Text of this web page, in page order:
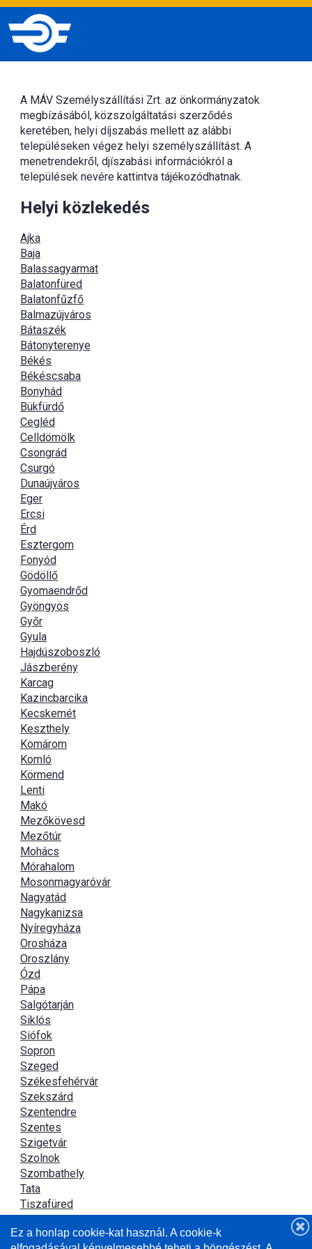
A MÁV Személyszállítási Zrt. az önkormányzatok
megbízásából, közszolgáltatási szerződés
keretében, helyi díjszabás mellett az alábbi
településeken végez helyi személyszállítást. A
menetrendekről, djíszabási információkról a
települések nevére kattintva tájékozódhatnak.
Helyi közlekedés
Ajka
Baja
Balassagyarmat
Balatonfüred
Balatonfűzfő
Balmazújváros
Bátaszék
Bátonyterenye
Békés
Békéscsaba
Bonyhád
Bükfürdő
Cegléd
Celldömölk
Csongrád
Csurgó
Dunaújváros
Eger
Ercsi
Érd
Esztergom
Fonyód
Gödöllő
Gyomaendrőd
Gyöngyös
Győr
Gyula
Hajdúszoboszló
Jászberény
Karcag
Kazincbarcika
Kecskemét
Keszthely
Komárom
Komló
Körmend
Lenti
Makó
Mezőkövesd
Mezőtúr
Mohács
Mórahalom
Mosonmagyaróvár
Nagyatád
Nagykanizsa
Nyíregyháza
Orosháza
Oroszlány
Ózd
Pápa
Salgótarján
Siklós
Siófok
Sopron
Szeged
Székesfehérvár
Szekszárd
Szentendre
Szentes
Szigetvár
Szolnok
Szombathely
Tata
Tiszafüred
Újszász
Ez a honlap cookie-kat használ. A cookie-k